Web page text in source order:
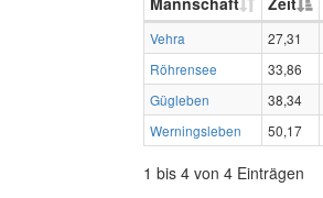
Vehra
27,31
Röhrensee
33,86
Gügleben
38,34
Werningsleben
50,17
1 bis 4 von 4 Einträgen